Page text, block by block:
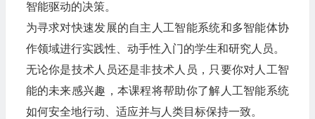
智能驱动的决策。
为寻求对快速发展的自主人工智能系统和多智能体协
作领域进行实践性、动手性入门的学生和研究人员。
无论你是技术人员还是非技术人员，只要你对人工智
能的未来感兴趣，本课程将帮助你了解人工智能系统
如何安全地行动、适应并与人类目标保持一致。